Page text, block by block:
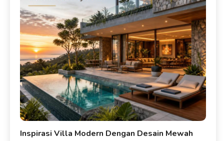
Inspirasi Villa Modern Dengan Desain Mewah